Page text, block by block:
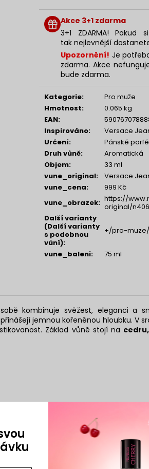
cena:
Akce 3+1 zdarma
3+1 ZDARMA!
tak nejlevnější
Upozornění! Je
zdarma. Akce
bude zdarma.
Kategorie:
Pro muže
Hmotnost:
0.065 kg
EAN:
Inspirováno:
Versace
Určení:
Pánské
Druh vůně:
Aromatická
Objem:
33 ml
vune_original:
Versace
vune_cena:
999 Kč
vune_obrazek: https://
original/
Další varianty
(Další varianty
s podobnou
vůní):
+/pro-
vune_baleni: 75 ml
kombinuje svěžest, eleganci a
jemnou kořeněnou hloubku. V
Základ vůně stojí na
129 Kč